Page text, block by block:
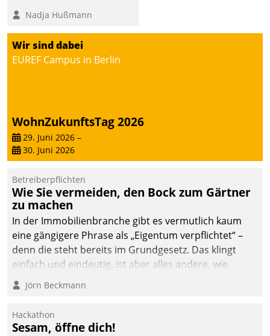
digitalen Cockpit, das
situationsbezogen
passende Fragen und
Schlagworte auswirft.
Serviceteam, Anrufe von
Mietenden zügiger und
effizienter zu bearbeiten.
Nadja Hußmann
Wir sind dabei
EUREF Campus in Berlin
WohnZukunftsTag 2026
29. Juni 2026 –
30. Juni 2026
Betreiberpflichten
Wie Sie vermeiden, den Bock zum Gärtner
zu machen
In der Immobilienbranche gibt es vermutlich kaum
eine gängigere Phrase als „Eigentum verpflichtet“ –
denn die steht bereits im Grundgesetz. Das klingt
einfach und eindeutig, ist aber alles andere, wie
Branchenbeschäftigte wissen. Denn mit der
Verantwortung folgen Verpflichtungen.
Jörn Beckmann
Hackathon
Sesam, öffne dich!